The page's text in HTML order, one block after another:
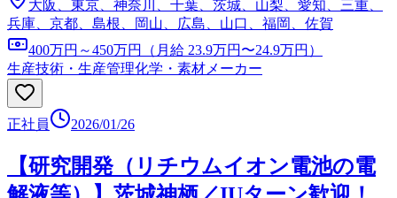
大阪、東京、神奈川、千葉、茨城、山梨、愛知、三重、
兵庫、京都、島根、岡山、広島、山口、福岡、佐賀
400万円～450万円（月給 23.9万円〜24.9万円）
生産技術・生産管理化学・素材メーカー
正社員 2026/01/26
【研究開発（リチウムイオン電池の電